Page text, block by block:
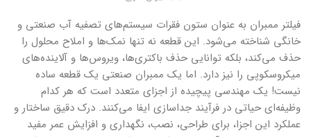
فیلتر ممبران به عنوان ستون فقرات سیستم‌های تصفیه آب صنعتی و
خانگی شناخته می‌شود. این قطعه نه تنها نمک‌ها و املاح محلول را
حذف می‌کند، بلکه توانایی حذف باکتری‌ها، ویروس‌ها و آلاینده‌های
میکروسکوپی را نیز دارد. اما یک ممبران صنعتی یک قطعه ساده
نیست! یک مهندسی پیچیده از اجزای متعدد است که هر کدام
وظیفه‌ای حیاتی در فرآیند جداسازی ایفا می‌کنند. درک دقیق ساختار و
عملکرد این اجزا، برای طراحی، نصب، نگهداری و افزایش عمر مفید